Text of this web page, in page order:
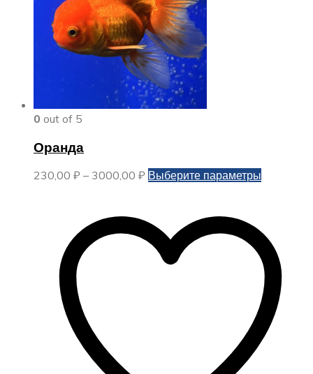
0 out of 5
Оранда
230,00 ₽ – 3000,00 ₽ Диапазон
3000,00 ₽
Выберите параметры
вариаций.
Опции
можно
выбрать
на
странице
товара.